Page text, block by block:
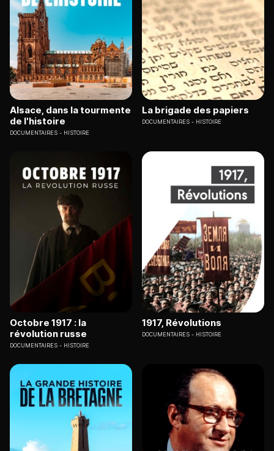
Alsace, dans la tourmente
de l'histoire
DOCUMENTAIRES HISTOIRE
La brigade des papiers
DOCUMENTAIRES HISTOIRE
Octobre 1917 : la
révolution russe
DOCUMENTAIRES HISTOIRE
1917, Révolutions
DOCUMENTAIRES HISTOIRE